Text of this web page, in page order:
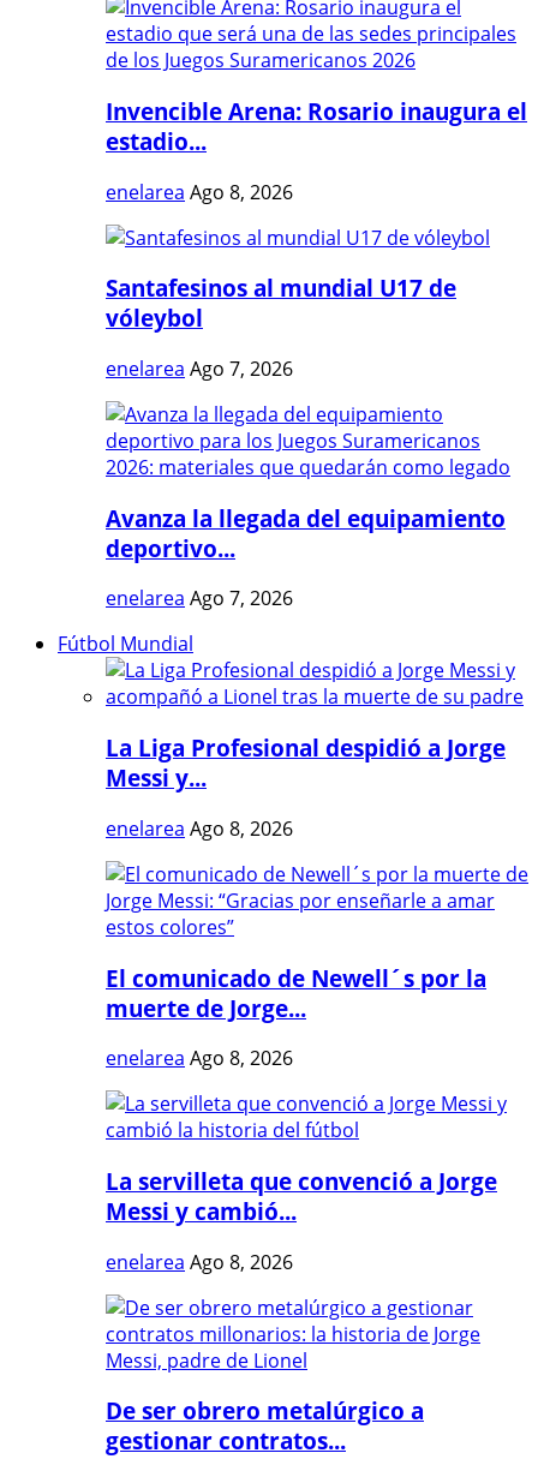
Invencible Arena: Rosario inaugura el
estadio...
enelarea Ago 8, 2026
Santafesinos al mundial U17 de
vóleybol
enelarea Ago 7, 2026
Avanza la llegada del equipamiento
deportivo...
enelarea Ago 7, 2026
Fútbol Mundial
La Liga Profesional despidió a Jorge
Messi y...
enelarea Ago 8, 2026
El comunicado de Newell´s por la
muerte de Jorge...
enelarea Ago 8, 2026
La servilleta que convenció a Jorge
Messi y cambió...
enelarea Ago 8, 2026
De ser obrero metalúrgico a
gestionar contratos...